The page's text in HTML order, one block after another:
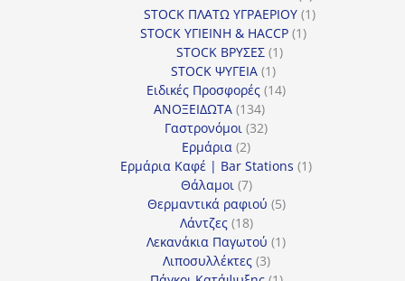
προϊόν
STOCK ΠΛΑΤΩ ΥΓΡΑΕΡΙΟΥ 11
STOCK ΥΓΙΕΙΝΗ & HACCP 11
STOCK ΒΡΥΣΕΣ 11
STOCK ΨΥΓΕΙΑ 11
προϊόν
Ειδικές Προσφορές 1414
ΑΝΟΞΕΙΔΩΤΑ 134134
προϊόντα
Γαστρονόμοι 3232
Ερμάρια 22
προϊόντα
Ερμάρια Καφέ | Bar Stations 11
Θάλαμοι 77
προϊόντα
Θερμαντικά ραφιού 55
Λάντζες 1818
προϊόντα
Λεκανάκια Παγωτού 11
Λιποσυλλέκτες 33